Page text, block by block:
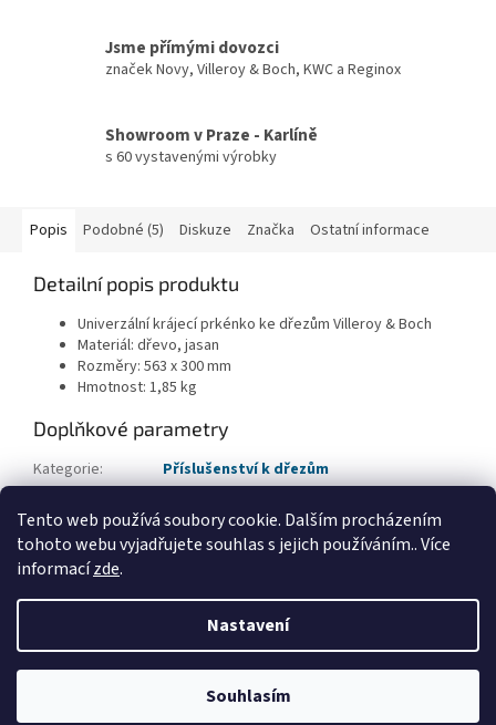
Tento web používá soubory cookie. Dalším procházením
tohoto webu vyjadřujete souhlas s jejich používáním.. Více
informacízde.
Nastavení
Souhlasím
Jsme přímými dovozci
značek Novy, Villeroy & Boch, KWC a Reginox
Showroom v Praze - Karlíně
s 60 vystavenými výrobky
Popis Podobné (5) Diskuze Značka Ostatní informace
Detailní popis produktu
Univerzální krájecí prkénko ke dřezům Villeroy & Boch
Materiál: dřevo, jasan
Rozměry: 563 x 300 mm
Hmotnost: 1,85 kg
Doplňkové parametry
Kategorie:
Příslušenství k dřezům
Typ příslušenství: Krájecí prkénka
Vytvořil Shoptet
Applia Concept. Všechna práva vyhrazena.